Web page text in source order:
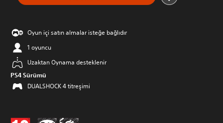
Oyun içi satın almalar isteğe bağlıdır
1 oyuncu
Uzaktan Oynama desteklenir
PS4 Sürümü
DUALSHOCK 4 titreşimi